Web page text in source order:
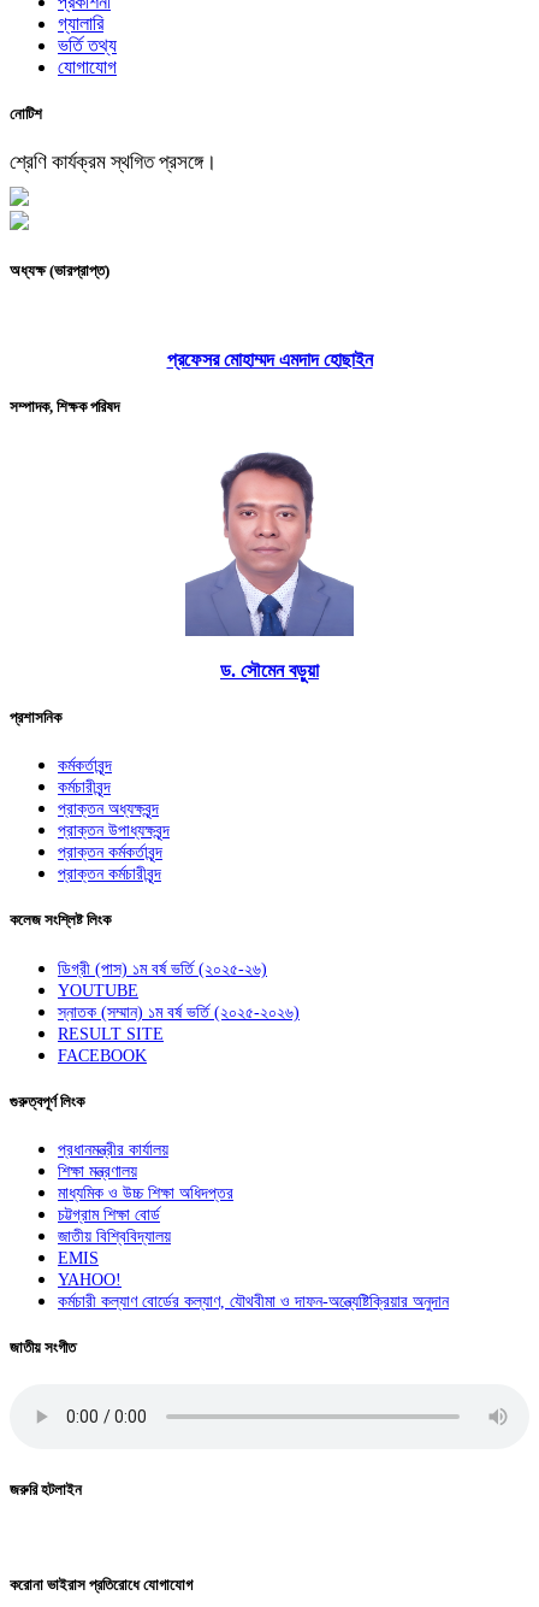
গ্যালারি
ভর্তি তথ্য
যোগাযোগ
নোটিশ
শ্রেণি কার্যক্রম স্থগিত প্রসঙ্গে।
অধ্যক্ষ (ভারপ্রাপ্ত)
প্রফেসর মোহাম্মদ এমদাদ হোছাইন
সম্পাদক, শিক্ষক পরিষদ
ড. সৌমেন বড়ুয়া
প্রশাসনিক
কর্মকর্তাবৃন্দ
কর্মচারীবৃন্দ
প্রাক্তন অধ্যক্ষবৃন্দ
প্রাক্তন উপাধ্যক্ষবৃন্দ
প্রাক্তন কর্মকর্তাবৃন্দ
প্রাক্তন কর্মচারীবৃন্দ
কলেজ সংশ্লিষ্ট লিংক
ডিগ্রী (পাস) ১ম বর্ষ ভর্তি (২০২৫-২৬)
YOUTUBE
স্নাতক (সম্মান) ১ম বর্ষ ভর্তি (২০২৫-২০২৬)
RESULT SITE
FACEBOOK
গুরুত্বপূর্ণ লিংক
প্রধানমন্ত্রীর কার্যালয়
শিক্ষা মন্ত্রণালয়
মাধ্যমিক ও উচ্চ শিক্ষা অধিদপ্তর
চট্টগ্রাম শিক্ষা বোর্ড
জাতীয় বিশ্বিবিদ্যালয়
EMIS
YAHOO!
কর্মচারী কল্যাণ বোর্ডের কল্যাণ, যৌথবীমা ও দাফন-অন্ত্যেষ্টিক্রিয়ার অনুদান
জাতীয় সংগীত
জরুরি হটলাইন
করোনা ভাইরাস প্রতিরোধে যোগাযোগ